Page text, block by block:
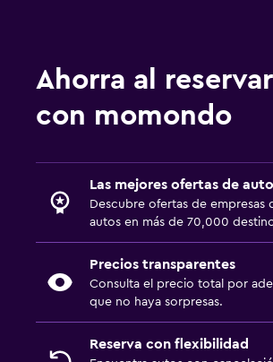
Ahorra al
con momondo
Las mejores ofertas de
Descubre ofertas de empresas
autos en más de 70,000
Precios transparentes
Consulta el precio total por
que no haya sorpresas.
Reserva con flexibilidad